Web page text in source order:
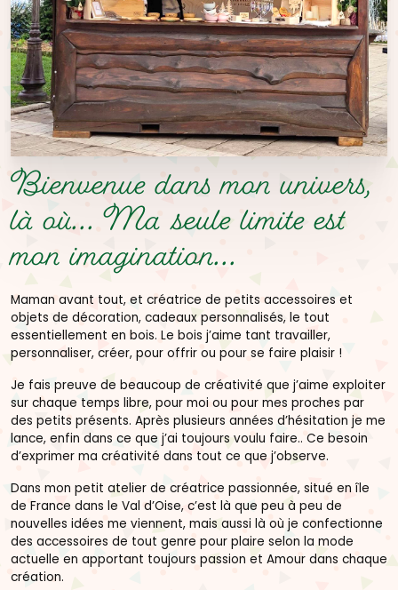
Bienvenue dans mon univers,
là où...Ma seule limite est
mon imagination...
Maman avant tout, et créatrice de petits accessoires et
objets de décoration, cadeaux personnalisés, le tout
essentiellement en bois. Le bois j’aime tant travailler,
personnaliser, créer, pour offrir ou pour se faire plaisir !
Je fais preuve de beaucoup de créativité que j’aime exploiter
sur chaque temps libre, pour moi ou pour mes proches par
des petits présents. Après plusieurs années d’hésitation je me
lance, enfin dans ce que j’ai toujours voulu faire.. Ce besoin
d’exprimer ma créativité dans tout ce que j’observe.
Dans mon petit atelier de créatrice passionnée, situé en île
de France dans le Val d’Oise, c’est là que peu à peu de
nouvelles idées me viennent, mais aussi là où je confectionne
des accessoires de tout genre pour plaire selon la mode
actuelle en apportant toujours passion et Amour dans chaque
création.